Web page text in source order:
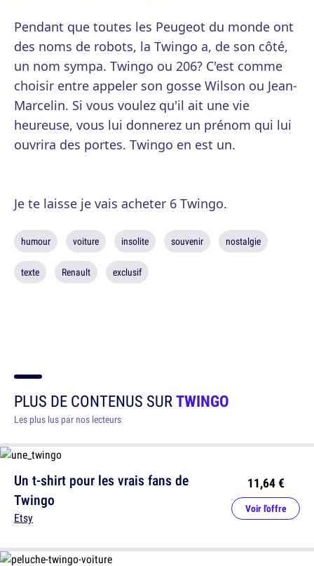
Pendant que toutes les Peugeot du monde ont
des noms de robots, la Twingo a, de son côté,
un nom sympa. Twingo ou 206? C'est comme
choisir entre appeler son gosse Wilson ou Jean-
Marcelin. Si vous voulez qu'il ait une vie
heureuse, vous lui donnerez un prénom qui lui
ouvrira des portes. Twingo en est un.
Je te laisse je vais acheter 6 Twingo.
humour voiture insolite souvenir nostalgie
texte Renault exclusif
PLUS DE CONTENUS SURTWINGO
Les plus lus par nos lecteurs
Un t-shirt pour les vrais fans de
Twingo
Etsy
11,64 €
Voir l'offre